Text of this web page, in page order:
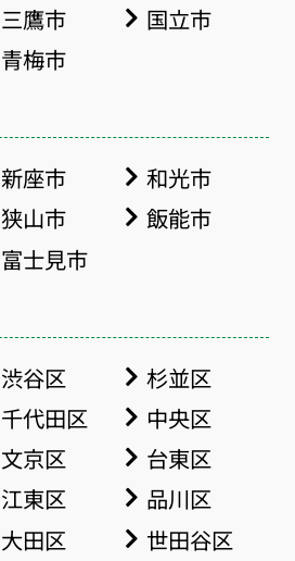
三鷹市
国立市
青梅市
新座市
和光市
狭山市
飯能市
富士見市
渋谷区
杉並区
千代田区
中央区
文京区
台東区
江東区
品川区
大田区
世田谷区